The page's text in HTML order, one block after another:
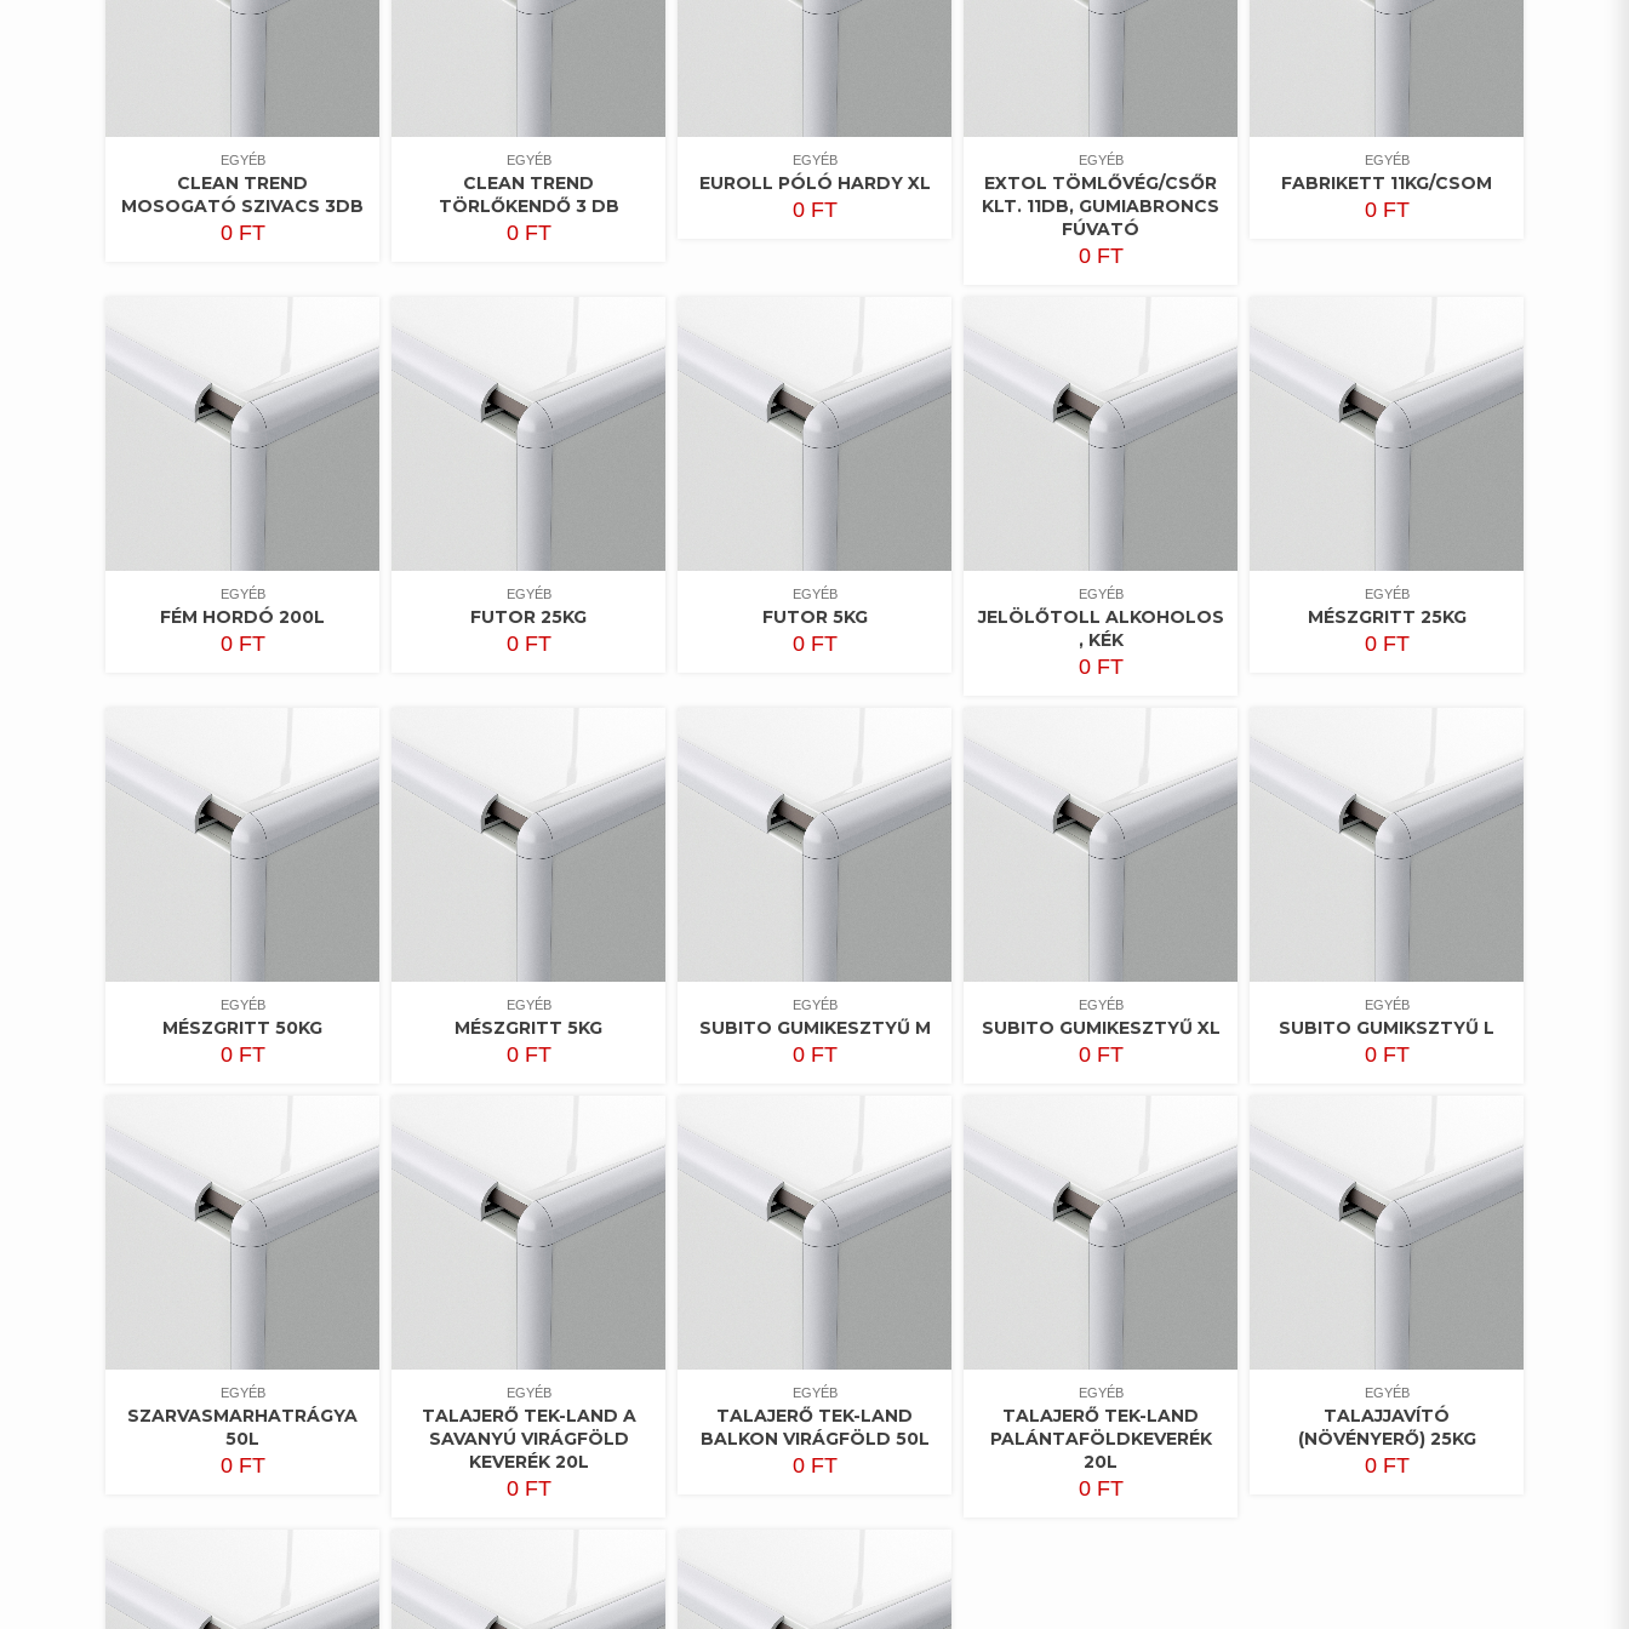
EGYÉB
CLEAN TREND
MOSOGATÓ SZIVACS 3DB
0 FT
EGYÉB
CLEAN TREND
TÖRLŐKENDŐ 3 DB
0 FT
EGYÉB
EUROLL PÓLÓ HARDY XL
0 FT
EGYÉB
EXTOL TÖMLŐVÉG/CSŐR
KLT. 11DB, GUMIABRONCS
FÚVATÓ
0 FT
EGYÉB
FABRIKETT 11KG/CSOM
0 FT
EGYÉB
FÉM HORDÓ 200L
0 FT
EGYÉB
FUTOR 25KG
0 FT
EGYÉB
FUTOR 5KG
0 FT
EGYÉB
JELÖLŐTOLL ALKOHOLOS
, KÉK
0 FT
EGYÉB
MÉSZGRITT 25KG
0 FT
EGYÉB
MÉSZGRITT 50KG
0 FT
EGYÉB
MÉSZGRITT 5KG
0 FT
EGYÉB
SUBITO GUMIKESZTYŰ M
0 FT
EGYÉB
SUBITO GUMIKESZTYŰ XL
0 FT
EGYÉB
SUBITO GUMIKSZTYŰ L
0 FT
EGYÉB
SZARVASMARHATRÁGYA
50L
0 FT
EGYÉB
TALAJERŐ TEK-LAND A
SAVANYÚ VIRÁGFÖLD
KEVERÉK 20L
0 FT
EGYÉB
TALAJERŐ TEK-LAND
BALKON VIRÁGFÖLD 50L
0 FT
EGYÉB
TALAJERŐ TEK-LAND
PALÁNTAFÖLDKEVERÉK
20L
0 FT
EGYÉB
TALAJJAVÍTÓ
(NÖVÉNYERŐ) 25KG
0 FT